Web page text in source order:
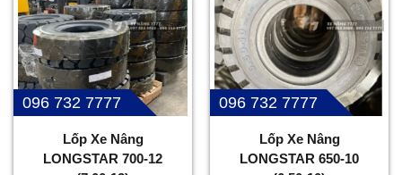
096 732 7777
Lốp Xe Nâng
LONGSTAR 700-12
096 732 7777
Lốp Xe Nâng
LONGSTAR 650-10